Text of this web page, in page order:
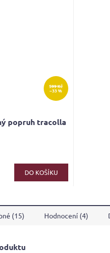
599 Kč
–33 %
popruh tracolla
DO KOŠÍKU
(15) Hodnocení (4)